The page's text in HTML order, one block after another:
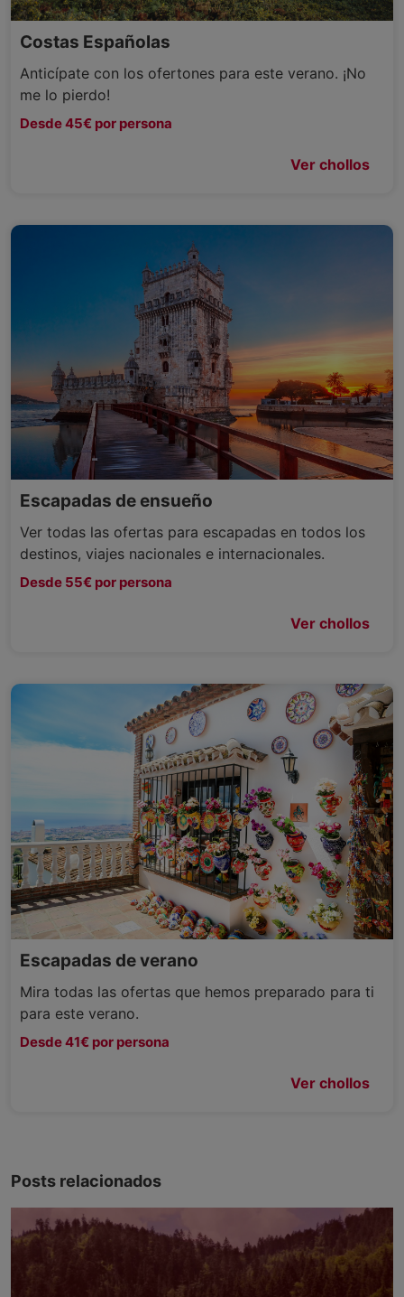
Costas Españolas
Anticípate con los ofertones para este verano. ¡No
me lo pierdo!
Desde 45€ por persona
Ver chollos
Escapadas de ensueño
Ver todas las ofertas para escapadas en todos los
destinos, viajes nacionales e internacionales.
Desde 55€ por persona
Ver chollos
Escapadas de verano
Mira todas las ofertas que hemos preparado para ti
para este verano.
Desde 41€ por persona
Ver chollos
Posts relacionados